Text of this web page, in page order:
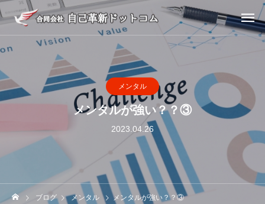
メンタル
メンタルが強い？？③
2023.04.26
ブログ メンタル メンタルが強い？？③